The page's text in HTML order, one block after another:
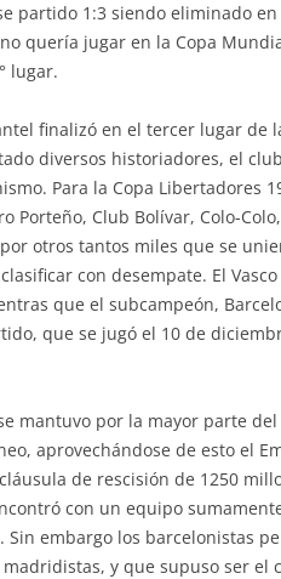
partido 1:3 siendo eliminado
quería jugar en la Copa
lugar.
finalizó en el tercer lugar de
diversos historiadores, el
Para la Copa Libertadores
Porteño, Club Bolívar, Colo-
otros tantos miles que se
con desempate. El
que el subcampeón,
que se jugó el 10 de
mantuvo por la mayor parte
aprovechándose de esto el
de rescisión de 1250
con un equipo
Sin embargo los barcelonistas
y que supuso ser